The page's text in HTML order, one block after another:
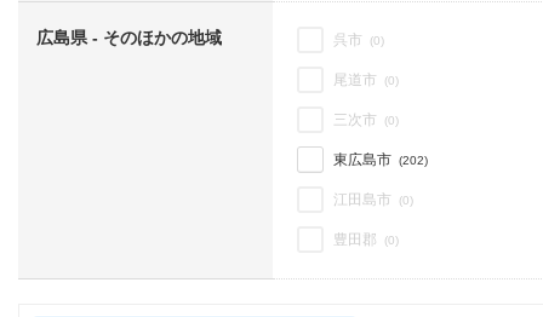
広島県 - そのほかの地域 呉市 (0)
尾道市 (0)
三次市 (0)
東広島市 (202)
江田島市 (0)
豊田郡 (0)